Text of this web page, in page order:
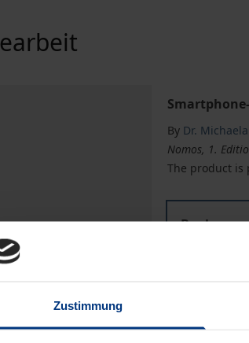
Zustimmung
By Dr.
Nomos, 1.
The product is
Book
Prices include